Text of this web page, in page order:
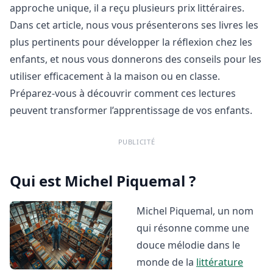
approche unique, il a reçu plusieurs prix littéraires.
Dans cet article, nous vous présenterons ses livres les
plus pertinents pour développer la réflexion chez les
enfants, et nous vous donnerons des conseils pour les
utiliser efficacement à la maison ou en classe.
Préparez-vous à découvrir comment ces lectures
peuvent transformer l’apprentissage de vos enfants.
PUBLICITÉ
Qui est Michel Piquemal ?
Michel Piquemal, un nom
qui résonne comme une
douce mélodie dans le
monde de la littérature